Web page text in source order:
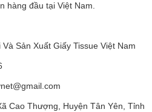
hàng đầu tại Việt Nam.
Sản Xuất Giấy Tissue Việt Nam
Cao Thượng, Huyện Tân Yên, Tỉnh